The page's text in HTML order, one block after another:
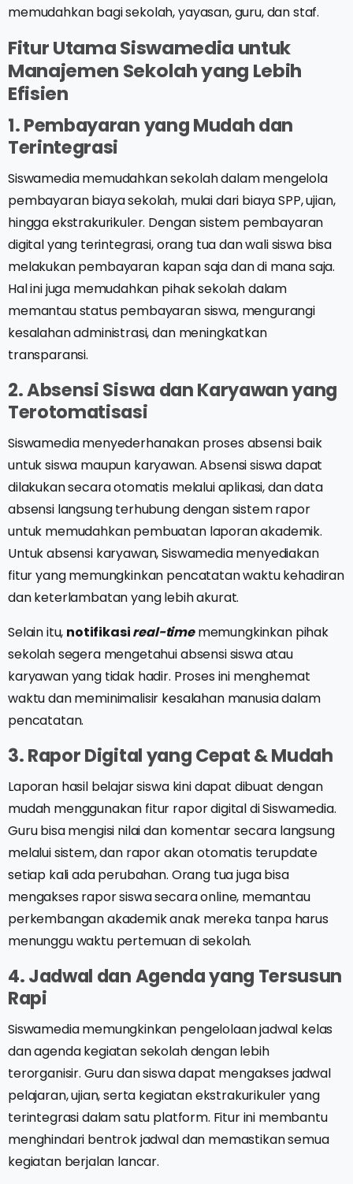
memudahkan bagi sekolah, yayasan, guru, dan staf.
Fitur Utama Siswamedia untuk
Manajemen Sekolah yang Lebih
Efisien
1. Pembayaran yang Mudah dan
Terintegrasi
Siswamedia memudahkan sekolah dalam mengelola
pembayaran biaya sekolah, mulai dari biaya SPP, ujian,
hingga ekstrakurikuler. Dengan sistem pembayaran
digital yang terintegrasi, orang tua dan wali siswa bisa
melakukan pembayaran kapan saja dan di mana saja.
Hal ini juga memudahkan pihak sekolah dalam
memantau status pembayaran siswa, mengurangi
kesalahan administrasi, dan meningkatkan
transparansi.
2. Absensi Siswa dan Karyawan yang
Terotomatisasi
Siswamedia menyederhanakan proses absensi baik
untuk siswa maupun karyawan. Absensi siswa dapat
dilakukan secara otomatis melalui aplikasi, dan data
absensi langsung terhubung dengan sistem rapor
untuk memudahkan pembuatan laporan akademik.
Untuk absensi karyawan, Siswamedia menyediakan
fitur yang memungkinkan pencatatan waktu kehadiran
dan keterlambatan yang lebih akurat.
Selain itu, notifikasireal-timememungkinkan pihak
sekolah segera mengetahui absensi siswa atau
karyawan yang tidak hadir. Proses ini menghemat
waktu dan meminimalisir kesalahan manusia dalam
pencatatan.
3. Rapor Digital yang Cepat & Mudah
Laporan hasil belajar siswa kini dapat dibuat dengan
mudah menggunakan fitur rapor digital di Siswamedia.
Guru bisa mengisi nilai dan komentar secara langsung
melalui sistem, dan rapor akan otomatis terupdate
setiap kali ada perubahan. Orang tua juga bisa
mengakses rapor siswa secara online, memantau
perkembangan akademik anak mereka tanpa harus
menunggu waktu pertemuan di sekolah.
4. Jadwal dan Agenda yang Tersusun
Rapi
Siswamedia memungkinkan pengelolaan jadwal kelas
dan agenda kegiatan sekolah dengan lebih
terorganisir. Guru dan siswa dapat mengakses jadwal
pelajaran, ujian, serta kegiatan ekstrakurikuler yang
terintegrasi dalam satu platform. Fitur ini membantu
menghindari bentrok jadwal dan memastikan semua
kegiatan berjalan lancar.